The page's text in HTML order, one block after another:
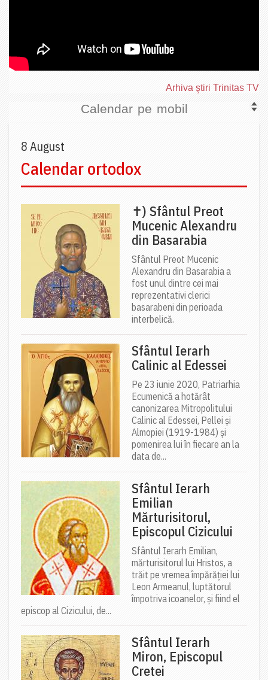
Arhiva ştiri Trinitas TV
Calendar pe mobil
8 August
Calendar ortodox
✝) Sfântul Preot
Mucenic Alexandru
din Basarabia
Sfântul Preot Mucenic
Alexandru din Basarabia a
fost unul dintre cei mai
reprezentativi clerici
basarabeni din perioada
interbelică.
Sfântul Ierarh
Calinic al Edessei
Pe 23 iunie 2020, Patriarhia
Ecumenică a hotărât
canonizarea Mitropolitului
Calinic al Edessei, Pellei și
Almopiei (1919-1984) și
pomenirea lui în fiecare an la
data de...
Sfântul Ierarh
Emilian
Mărturisitorul,
Episcopul Cizicului
Sfântul Ierarh Emilian,
mărturisitorul lui Hristos, a
trăit pe vremea împărăției lui
Leon Armeanul, luptătorul
împotriva icoanelor, și fiind el
episcop al Cizicului, de...
Sfântul Ierarh
Miron, Episcopul
Cretei